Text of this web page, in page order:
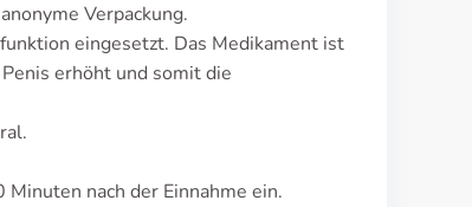
Verpackung.
eingesetzt. Das Medikament ist
erhöht und somit die
nach der Einnahme ein.